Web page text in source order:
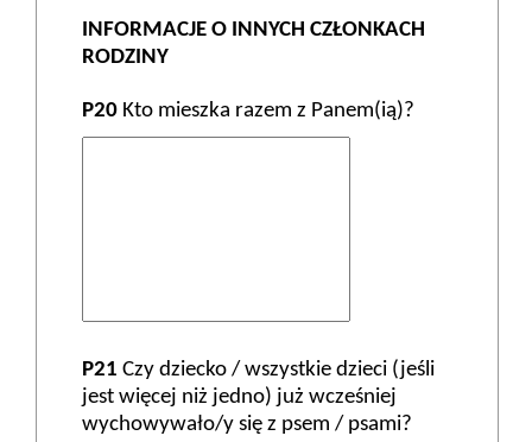
INFORMACJE O INNYCH CZŁONKACH
RODZINY
P20 Kto mieszka razem z Panem(ią)?
P21 Czy dziecko / wszystkie dzieci (jeśli
jest więcej niż jedno) już wcześniej
wychowywało/y się z psem / psami?